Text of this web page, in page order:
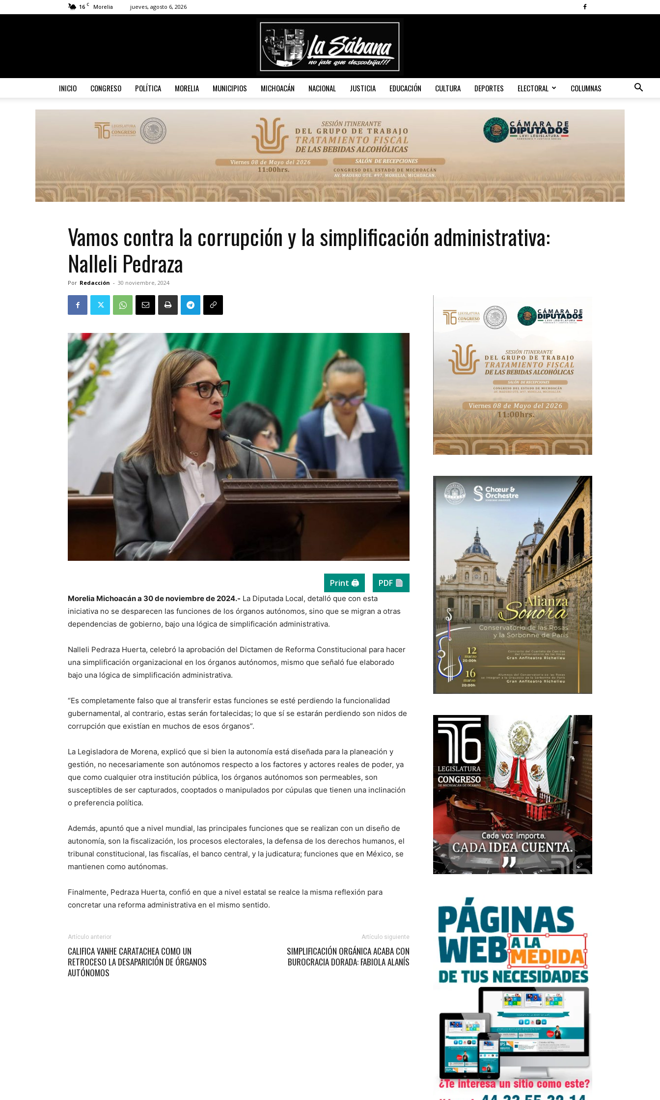
16 C Morelia jueves, agosto 6, 2026
Sábana
INICIO CONGRESO POLÍTICA MORELIA MUNICIPIOS MICHOACÁN NACIONAL JUSTICIA EDUCACIÓN CULTURA DEPORTES ELECTORAL COLUMNAS
Vamos contra la corrupción y la simplificación administrativa:
Nalleli Pedraza
Por Redacción - 30 noviembre, 2024
Print 🖨 PDF
Morelia Michoacán a 30 de noviembre de 2024.- La Diputada Local, detalló que con esta
iniciativa no se desparecen las funciones de los órganos autónomos, sino que se migran a otras
dependencias de gobierno, bajo una lógica de simplificación administrativa.
Nalleli Pedraza Huerta, celebró la aprobación del Dictamen de Reforma Constitucional para hacer
una simplificación organizacional en los órganos autónomos, mismo que señaló fue elaborado
bajo una lógica de simplificación administrativa.
“Es completamente falso que al transferir estas funciones se esté perdiendo la funcionalidad
gubernamental, al contrario, estas serán fortalecidas; lo que sí se estarán perdiendo son nidos de
corrupción que existían en muchos de esos órganos”.
La Legisladora de Morena, explicó que si bien la autonomía está diseñada para la planeación y
gestión, no necesariamente son autónomos respecto a los factores y actores reales de poder, ya
que como cualquier otra institución pública, los órganos autónomos son permeables, son
susceptibles de ser capturados, cooptados o manipulados por cúpulas que tienen una inclinación
o preferencia política.
Además, apuntó que a nivel mundial, las principales funciones que se realizan con un diseño de
autonomía, son la fiscalización, los procesos electorales, la defensa de los derechos humanos, el
tribunal constitucional, las fiscalías, el banco central, y la judicatura; funciones que en México, se
mantienen como autónomas.
Finalmente, Pedraza Huerta, confió en que a nivel estatal se realce la misma reflexión para
concretar una reforma administrativa en el mismo sentido.
Artículo anterior
CALIFICA VANHE CARATACHEA COMO UN
RETROCESO LA DESAPARICIÓN DE ÓRGANOS
AUTÓNOMOS
Artículo siguiente
SIMPLIFICACIÓN ORGÁNICA ACABA CON
BUROCRACIA DORADA: FABIOLA ALANÍS